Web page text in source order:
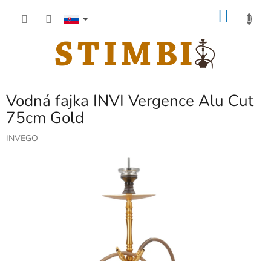
Vodná fajka INVI Vergence Alu Cut
75cm Gold
INVEGO